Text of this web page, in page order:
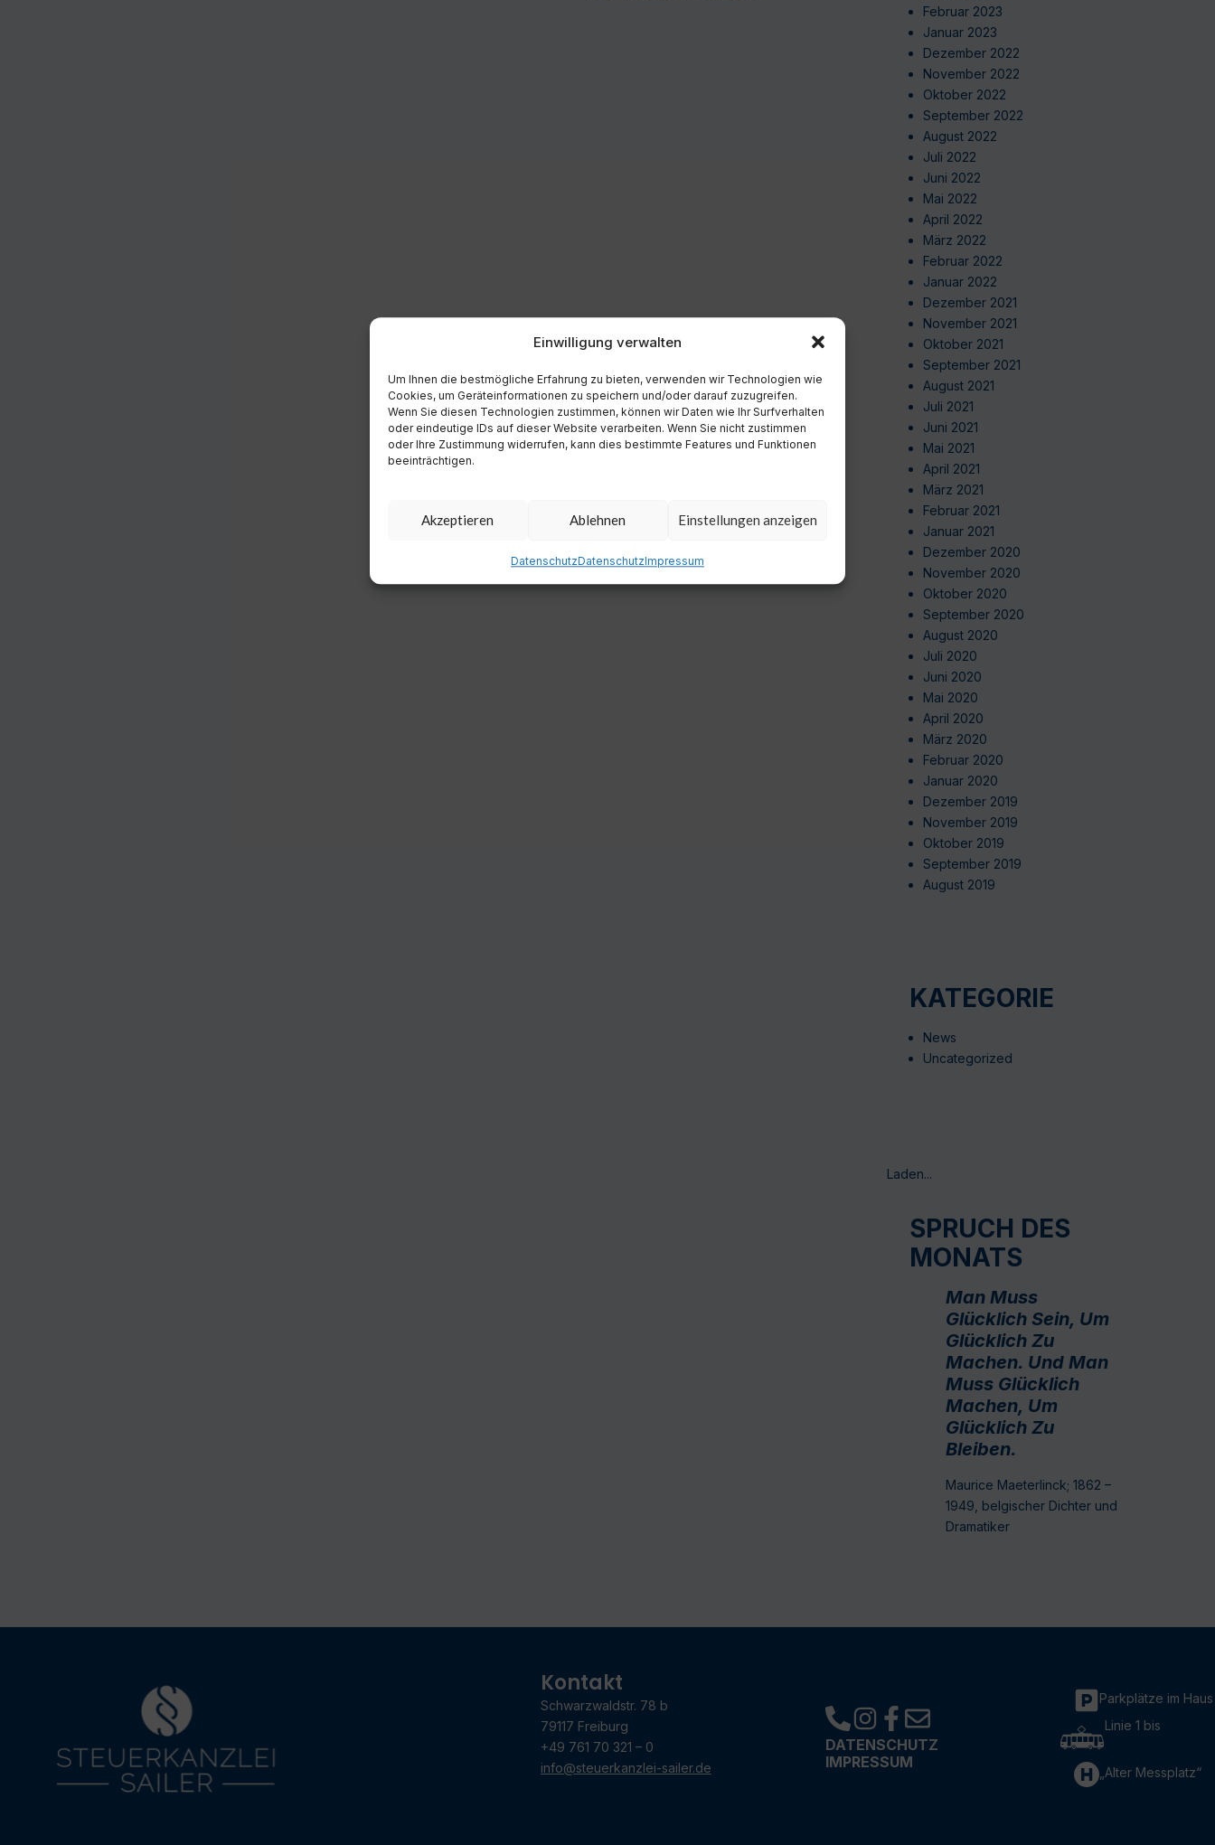
Einwilligung verwalten
Um Ihnen die bestmögliche Erfahrung zu bieten, verwenden wir Technologien wie
Cookies, um Geräteinformationen zu speichern und/oder darauf zuzugreifen.
Wenn Sie diesen Technologien zustimmen, können wir Daten wie Ihr Surfverhalten
oder eindeutige IDs auf dieser Website verarbeiten. Wenn Sie nicht zustimmen
oder Ihre Zustimmung widerrufen, kann dies bestimmte Features und Funktionen
beeinträchtigen.
Akzeptieren Ablehnen Einstellungen anzeigen
DatenschutzDatenschutzImpressum
Februar 2023
Januar 2023
Dezember 2022
November 2022
Oktober 2022
September 2022
August 2022
Juli 2022
Juni 2022
Mai 2022
April 2022
März 2022
Februar 2022
Januar 2022
Dezember 2021
November 2021
Oktober 2021
September 2021
August 2021
Juli 2021
Juni 2021
Mai 2021
April 2021
März 2021
Februar 2021
Januar 2021
Dezember 2020
November 2020
Oktober 2020
September 2020
August 2020
Juli 2020
Juni 2020
Mai 2020
April 2020
März 2020
Februar 2020
Januar 2020
Dezember 2019
November 2019
Oktober 2019
September 2019
August 2019
KATEGORIE
News
Uncategorized
Laden...
SPRUCH DES
MONATS
Man Muss
Glücklich Sein, Um
Glücklich Zu
Machen. Und Man
Muss Glücklich
Machen, Um
Glücklich Zu
Bleiben.
Maurice Maeterlinck; 1862 –
1949, belgischer Dichter und
Dramatiker
Kontakt
Schwarzwaldstr. 78 b
79117 Freiburg
+49 761 70 321 – 0
info@steuerkanzlei-sailer.de
DATENSCHUTZ
IMPRESSUM
Parkplätze im Haus
Linie 1 bis
„Alter Messplatz“